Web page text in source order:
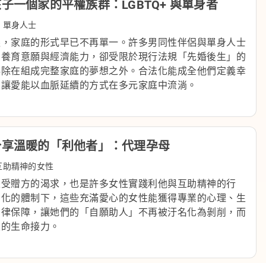
一個家的平權族群：LGBTQ+ 與單身者
單身人士
家庭的形式早已不再單一。許多男同性伴侶與單身人士
育意願與經濟能力，卻受限於現行法規「先婚後生」的
在組成完整家庭的夢想之外。合法化能成全他們定義幸
愛能以血脈延續的方式在多元家庭中流淌。
溫暖的「利他者」：代理孕母
精神的女性
贈方的渴求，也是許多女性實踐利他與互助精神的行
的體制下，這些充滿愛心的女性能獲得專業的心理、生
保障，讓她們的「自願助人」不再被汙名化為剝削，而
生命接力。